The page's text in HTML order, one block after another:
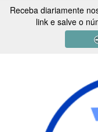
Receba diariamente
link e salve o